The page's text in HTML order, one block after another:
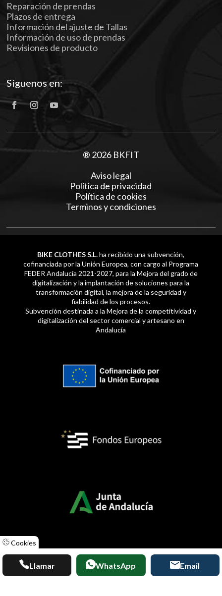
Reparación de prendas
Plazos de entrega
Información del ajuste de Tallas
Información de uso de prendas
Revisiones de producto
Síguenos en:
® 2026 BKFIT
Aviso legal
Política de privacidad
Política de cookies
Terminos y condiciones
BIKE CLOTHES S.L.ha recibido una subvención,
cofinanciada por la Unión Europea, con cargo al Programa
FEDER Andalucía 2021-2027, para la Mejora del grado de
digitalización y la implantación de soluciones para la
transformación digital, la mejora de la seguridad y
fiabilidad de los procesos.
Subvención destinada a la Mejora de la competitividad y
digitalización del sector comercial y artesano en
Andalucía
Cookies
Llamar WhatsApp Email